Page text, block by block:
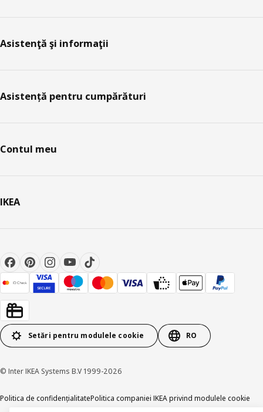
Asistenţă şi informaţii
Asistență pentru cumpărături
Contul meu
IKEA
Setări pentru modulele cookie RO
© Inter IKEA Systems B.V 1999-2026
Politica de confidențialitatePolitica companiei IKEA privind modulele cookie